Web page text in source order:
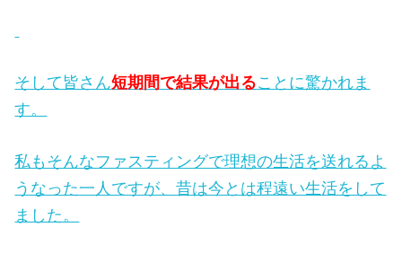
そして皆さん短期間で結果が出ることに驚かれま
す。
私もそんなファスティングで理想の生活を送れるよ
うなった一人ですが、昔は今とは程遠い生活をして
ました。